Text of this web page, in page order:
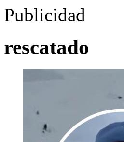
Publicidad
rescatado